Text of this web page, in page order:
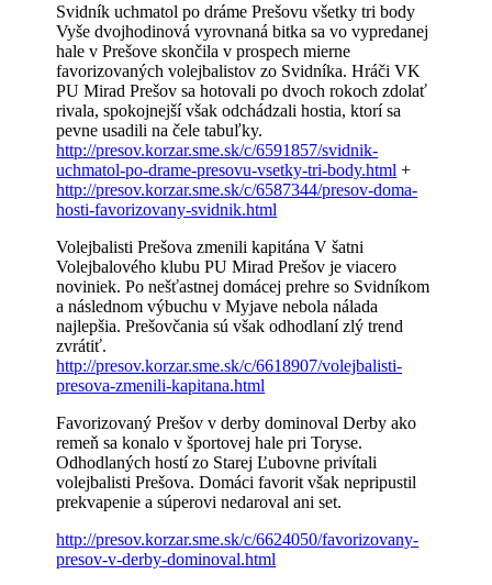
Svidník uchmatol po dráme Prešovu všetky tri body
Vyše dvojhodinová vyrovnaná bitka sa vo vypredanej
hale v Prešove skončila v prospech mierne
favorizovaných volejbalistov zo Svidníka. Hráči VK
PU Mirad Prešov sa hotovali po dvoch rokoch zdolať
rivala, spokojnejší však odchádzali hostia, ktorí sa
pevne usadili na čele tabuľky.
http://presov.korzar.sme.sk/c/6591857/svidnik-
uchmatol-po-drame-presovu-vsetky-tri-body.html +
http://presov.korzar.sme.sk/c/6587344/presov-doma-
hosti-favorizovany-svidnik.html
Volejbalisti Prešova zmenili kapitána V šatni
Volejbalového klubu PU Mirad Prešov je viacero
noviniek. Po nešťastnej domácej prehre so Svidníkom
a následnom výbuchu v Myjave nebola nálada
najlepšia. Prešovčania sú však odhodlaní zlý trend
zvrátiť.
http://presov.korzar.sme.sk/c/6618907/volejbalisti-
presova-zmenili-kapitana.html
Favorizovaný Prešov v derby dominoval Derby ako
remeň sa konalo v športovej hale pri Toryse.
Odhodlaných hostí zo Starej Ľubovne privítali
volejbalisti Prešova. Domáci favorit však nepripustil
prekvapenie a súperovi nedaroval ani set.
http://presov.korzar.sme.sk/c/6624050/favorizovany-
presov-v-derby-dominoval.html